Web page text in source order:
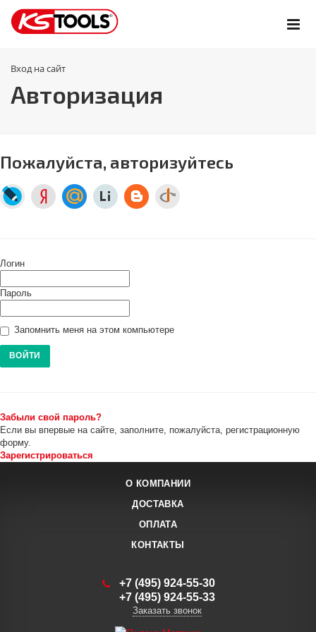
Вход на сайт
Авторизация
Пожалуйста, авторизуйтесь
Логин
Пароль
Запомнить меня на этом компьютере
Забыли свой пароль?
Если вы впервые на сайте, заполните, пожалуйста, регистрационную
форму.
Зарегистрироваться
О КОМПАНИИ
ДОСТАВКА
ОПЛАТА
КОНТАКТЫ
+7 (495) 924-55-30
+7 (495) 924-55-33
Заказать звонок